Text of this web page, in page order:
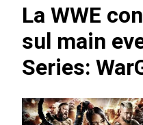
La WWE
sul main
Series: